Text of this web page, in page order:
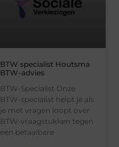
BTW specialist Houtsma
BTW-advies
BTW-Specialist Onze
BTW-specialist helpt je als
je met vragen loopt over
BTW-vraagstukken tegen
een betaalbare